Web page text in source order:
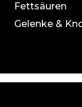
Fettsäuren
Gelenke &